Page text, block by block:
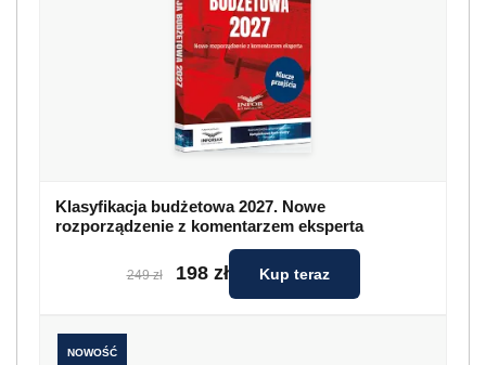
Klasyfikacja budżetowa 2027. Nowe
rozporządzenie z komentarzem eksperta
249 zł 198 zł Kup teraz
NOWOŚĆ